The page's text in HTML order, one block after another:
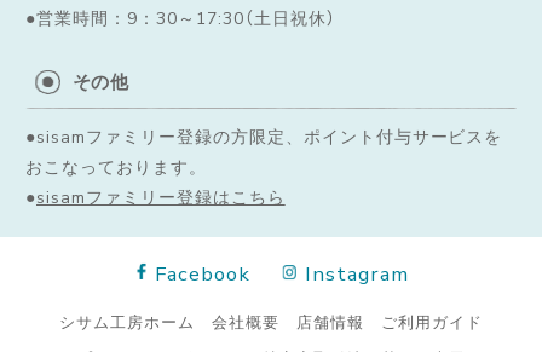
●営業時間：9：30～17:30（土日祝休）
その他
●sisamファミリー登録の方限定、ポイント付与サービスを
おこなっております。
●sisamファミリー登録はこちら
Facebook Instagram
シサム工房ホーム 会社概要 店舗情報
ご利用ガイド